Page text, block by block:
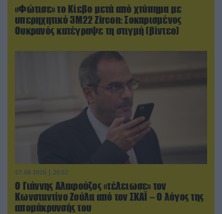
«Φώτισε» το Κίεβο μετά από χτύπημα με
υπερηχητικό 3M22 Zircon: Σοκαρισμένος
Ουκρανός κατέγραψε τη στιγμή (βίντεο)
07.08.2026 | 20:02
Ο Γιάννης Αλαφούζος «τέλειωσε» τον
Κωνσταντίνο Ζούλα από τον ΣΚΑΪ – Ο λόγος της
απομάκρυνσής του